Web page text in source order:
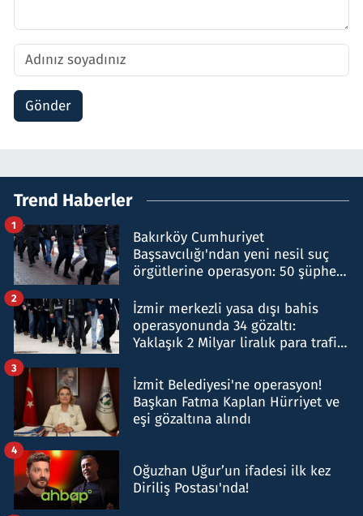
Gönder
Trend Haberler
Bakırköy Cumhuriyet
Başsavcılığı'ndan yeni nesil suç
örgütlerine operasyon: 50 şüpheli
1
İzmir merkezli yasa dışı bahis
operasyonunda 34 gözaltı:
Yaklaşık 2 Milyar liralık para trafiği
2
İzmit Belediyesi'ne operasyon!
Başkan Fatma Kaplan Hürriyet ve
eşi gözaltına alındı
3
Oğuzhan Uğur’un ifadesi ilk kez
Diriliş Postası'nda!
4